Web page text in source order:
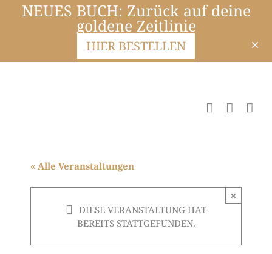
NEUES BUCH: Zurück auf deine
goldene Zeitlinie
HIER BESTELLEN
« Alle Veranstaltungen
×
DIESE VERANSTALTUNG HAT
BEREITS STATTGEFUNDEN.